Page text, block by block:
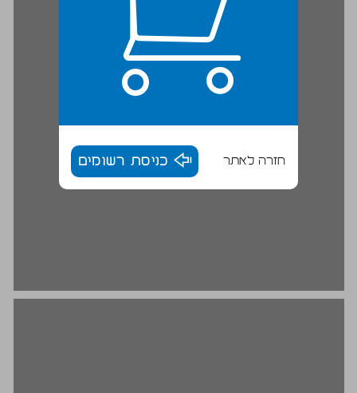
חזרה לאתר כניסת רשומים
פרק ב' ספרי מסעות — המקור להכרתה של ארץ ישראל במחצית הראשונה של המאה ה־19 ... 16